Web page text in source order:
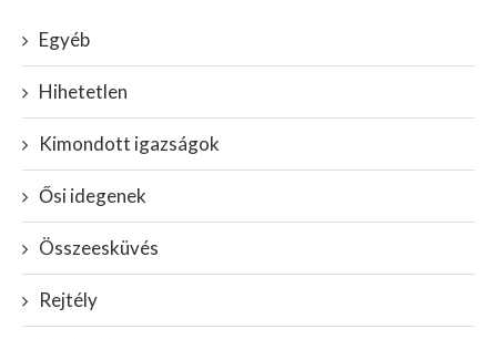
Egyéb
Hihetetlen
Kimondott igazságok
Ősi idegenek
Összeesküvés
Rejtély